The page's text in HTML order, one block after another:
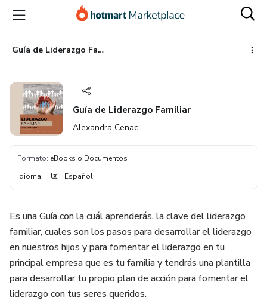
principal
página
de
página
Guía de Liderazgo Familiar
Guía de Liderazgo Familiar
Alexandra Cenac
Formato: eBooks o Documentos
Idioma: Español
Es una Guía con la cuál aprenderás, la clave del liderazgo
familiar, cuales son los pasos para desarrollar el liderazgo
en nuestros hijos y para fomentar el liderazgo en tu
principal empresa que es tu familia y tendrás una plantilla
para desarrollar tu propio plan de acción para fomentar el
liderazgo con tus seres queridos.